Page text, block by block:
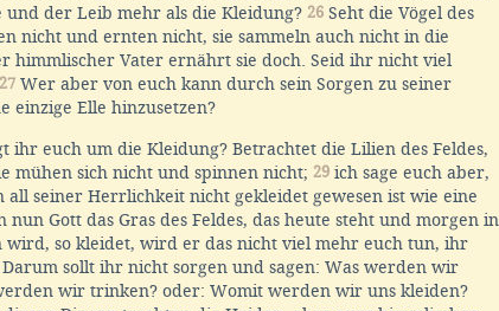
und der Leib mehr als die Kleidung? 26 Seht die Vögel des
nicht und ernten nicht, sie sammeln auch nicht in die
himmlischer Vater ernährt sie doch. Seid ihr nicht viel
27 Wer aber von euch kann durch sein Sorgen zu seiner
einzige Elle hinzusetzen?
ihr euch um die Kleidung? Betrachtet die Lilien des Feldes,
mühen sich nicht und spinnen nicht; 29 ich sage euch aber,
all seiner Herrlichkeit nicht gekleidet gewesen ist wie eine
nun Gott das Gras des Feldes, das heute steht und morgen in
wird, so kleidet, wird er das nicht viel mehr euch tun, ihr
Darum sollt ihr nicht sorgen und sagen: Was werden wir
wir trinken? oder: Womit werden wir uns kleiden?